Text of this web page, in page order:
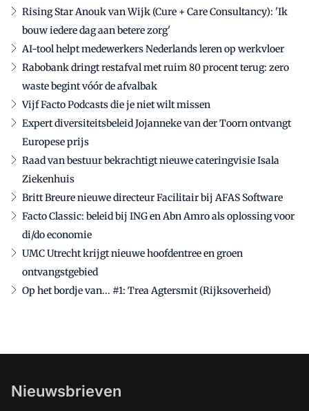
Rising Star Anouk van Wijk (Cure + Care Consultancy): 'Ik
bouw iedere dag aan betere zorg'
AI-tool helpt medewerkers Nederlands leren op werkvloer
Rabobank dringt restafval met ruim 80 procent terug: zero
waste begint vóór de afvalbak
Vijf Facto Podcasts die je niet wilt missen
Expert diversiteitsbeleid Jojanneke van der Toorn ontvangt
Europese prijs
Raad van bestuur bekrachtigt nieuwe cateringvisie Isala
Ziekenhuis
Britt Breure nieuwe directeur Facilitair bij AFAS Software
Facto Classic: beleid bij ING en Abn Amro als oplossing voor
di/do economie
UMC Utrecht krijgt nieuwe hoofdentree en groen
ontvangstgebied
Op het bordje van... #1: Trea Agtersmit (Rijksoverheid)
Nieuwsbrieven